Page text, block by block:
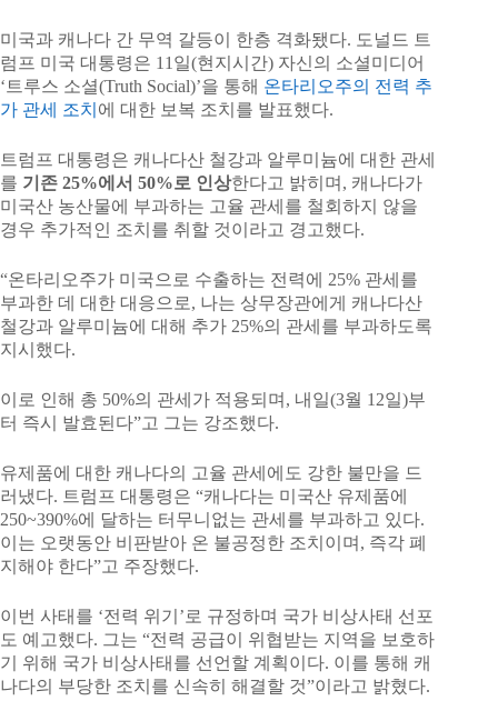
미국과 캐나다 간 무역 갈등이 한층 격화됐다. 도널드 트
럼프 미국 대통령은 11일(현지시간) 자신의 소셜미디어
‘트루스 소셜(Truth Social)’을 통해 온타리오주의 전력 추
가 관세 조치 에 대한 보복 조치를 발표했다.
트럼프 대통령은 캐나다산 철강과 알루미늄에 대한 관세
를 기존 25%에서 50%로 인상한다고 밝히며, 캐나다가
미국산 농산물에 부과하는 고율 관세를 철회하지 않을
경우 추가적인 조치를 취할 것이라고 경고했다.
“온타리오주가 미국으로 수출하는 전력에 25% 관세를
부과한 데 대한 대응으로, 나는 상무장관에게 캐나다산
철강과 알루미늄에 대해 추가 25%의 관세를 부과하도록
지시했다.
이로 인해 총 50%의 관세가 적용되며, 내일(3월 12일)부
터 즉시 발효된다”고 그는 강조했다.
유제품에 대한 캐나다의 고율 관세에도 강한 불만을 드
러냈다. 트럼프 대통령은 “캐나다는 미국산 유제품에
250~390%에 달하는 터무니없는 관세를 부과하고 있다.
이는 오랫동안 비판받아 온 불공정한 조치이며, 즉각 폐
지해야 한다”고 주장했다.
이번 사태를 ‘전력 위기’로 규정하며 국가 비상사태 선포
도 예고했다. 그는 “전력 공급이 위협받는 지역을 보호하
기 위해 국가 비상사태를 선언할 계획이다. 이를 통해 캐
나다의 부당한 조치를 신속히 해결할 것”이라고 밝혔다.